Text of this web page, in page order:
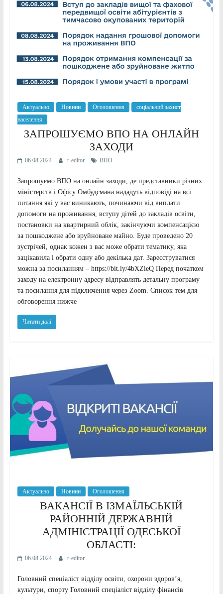
Актуально Новини Оголошення
соціальний захист
населення
ЗАПРОШУЄМО ВПО НА ОНЛАЙН
ЗАХОДИ
06.08.2024 r-editor ВПО
Запрошуємо ВПО на онлайн заходи, де представники різних
міністерств і Офісу Омбудсмана нададуть відповіді на всі
питання які у вас виникають, починаючи від виплати
допомоги на проживання, вступу дітей до закладів освіти,
постановки на квартирний облік, закінчуючи компенсацією
за пошкоджене або зруйноване майно. Буде проведено 20
зустрічей, однак кожен з вас може обрати тематику, яка
зацікавила і обрати одну або декілька дат. Зареєструватися
можна за посиланням – https://bit.ly/4bXZieQ Перед початком
заходу на електронну адресу відправлять детальну програму
та посилання для підключення через Zoom. Список тем для
обговорення нижче
Читати далі
Актуально Новини Оголошення
ВАКАНСІЇ В ІЗМАЇЛЬСЬКІЙ
РАЙОННІЙ ДЕРЖАВНІЙ
АДМІНІСТРАЦІЇ ОДЕСЬКОЇ
ОБЛАСТІ:
06.08.2024 r-editor
Головний спеціаліст відділу освіти, охорони здоров’я,
культури, спорту Головний спеціаліст відділу фінансів